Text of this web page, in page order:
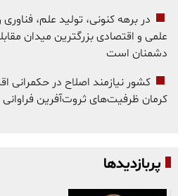
در برهه کنونی، تولید علم،
علمی و اقتصادی بزرگترین میدان
دشمنان است
کشور نیازمند اصلاح در
کرمان ظرفیت‌های ثروت‌آفرین فراوانی
پربازدیدها